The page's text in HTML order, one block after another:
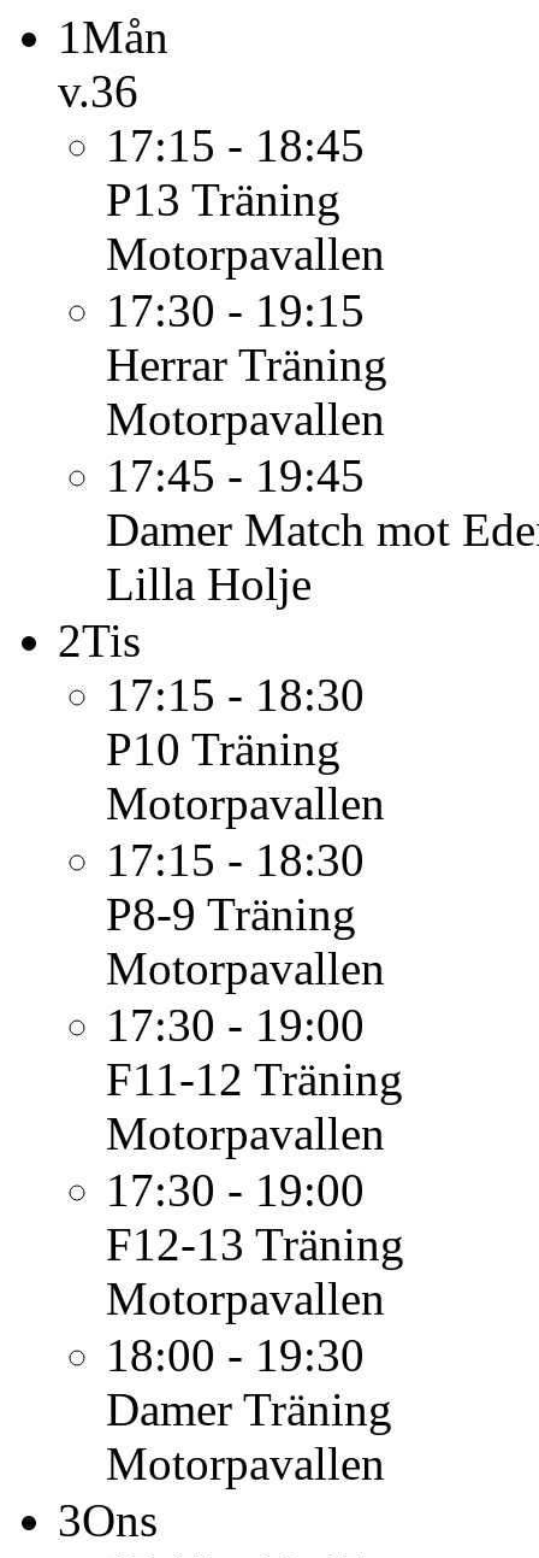
1Mån
v.36
17:15 - 18:45
P13 Träning
Motorpavallen
17:30 - 19:15
Herrar Träning
Motorpavallen
17:45 - 19:45
Damer Match mot
Lilla Holje
2Tis
17:15 - 18:30
P10 Träning
Motorpavallen
17:15 - 18:30
P8-9 Träning
Motorpavallen
17:30 - 19:00
F11-12 Träning
Motorpavallen
17:30 - 19:00
F12-13 Träning
Motorpavallen
18:00 - 19:30
Damer Träning
Motorpavallen
3Ons